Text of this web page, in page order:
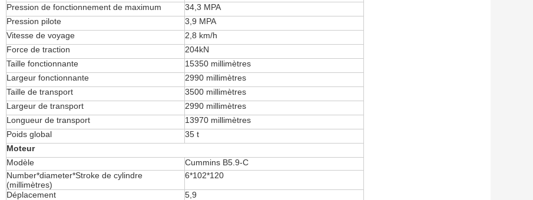
Pression de fonctionnement de maximum
34,3 MPA
Pression pilote
3,9 MPA
Vitesse de voyage
2,8 km/h
Force de traction
204kN
Taille fonctionnante
15350 millimètres
Largeur fonctionnante
2990 millimètres
Taille de transport
3500 millimètres
Largeur de transport
2990 millimètres
Longueur de transport
13970 millimètres
Poids global
35 t
Moteur
Modèle
Cummins B5.9-C
Number*diameter*Stroke de cylindre
(millimètres)
6*102*120
Déplacement
5,9